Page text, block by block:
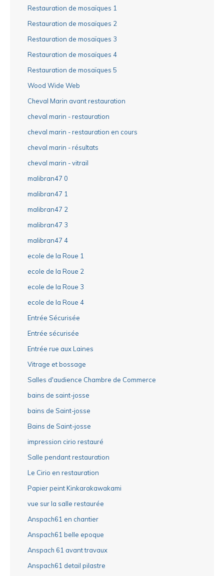
Restauration de mosaïques 1
Restauration de mosaïques 2
Restauration de mosaïques 3
Restauration de mosaïques 4
Restauration de mosaïques 5
Wood Wide Web
Cheval Marin avant restauration
cheval marin - restauration
cheval marin - restauration en cours
cheval marin - résultats
cheval marin - vitrail
malibran47 0
malibran47 1
malibran47 2
malibran47 3
malibran47 4
ecole de la Roue 1
ecole de la Roue 2
ecole de la Roue 3
ecole de la Roue 4
Entrée Sécurisée
Entrée sécurisée
Entrée rue aux Laines
Vitrage et bossage
Salles d'audience Chambre de Commerce
bains de saint-josse
bains de Saint-josse
Bains de Saint-josse
impression cirio restauré
Salle pendant restauration
Le Cirio en restauration
Papier peint Kinkarakawakami
vue sur la salle restaurée
Anspach61 en chantier
Anspach61 belle epoque
Anspach 61 avant travaux
Anspach61 detail pilastre